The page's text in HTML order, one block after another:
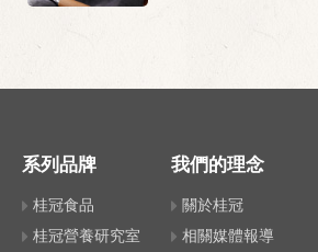
系列品牌
桂冠食品
桂冠營養研究室
我們的理念
關於桂冠
相關媒體報導